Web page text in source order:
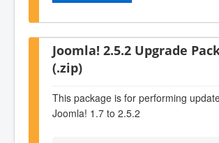
Joomla! 2.5.2 Upgrade
(.zip)
This package is for performing
Joomla! 1.7 to 2.5.2